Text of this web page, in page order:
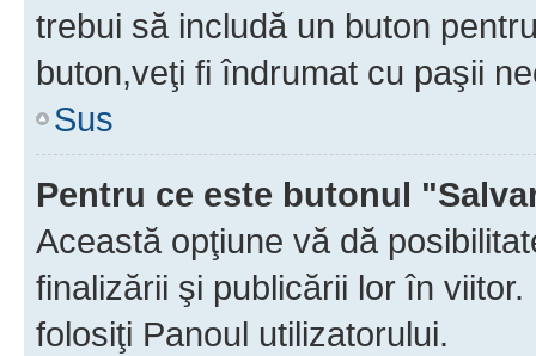
trebui să includă un buton
buton,veţi fi îndrumat cu paşii
Sus
Pentru ce este butonul
Această opţiune vă dă
finalizării şi publicării lor în
folosiţi Panoul utilizatorului.